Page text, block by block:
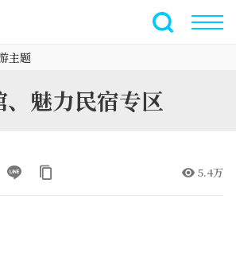
全文搜索
主题
魅力民宿专区
5.4万